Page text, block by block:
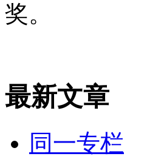
奖。
最新文章
同一专栏